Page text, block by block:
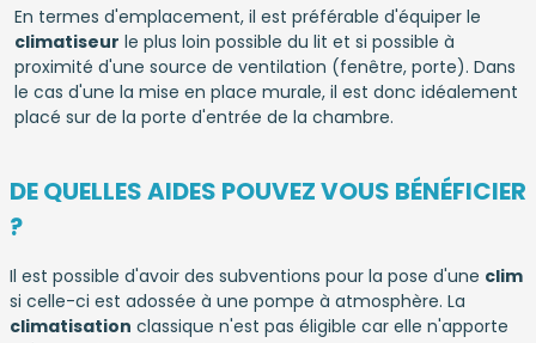
En termes d'emplacement, il est préférable d'équiper le
climatiseur le plus loin possible du lit et si possible à
proximité d'une source de ventilation (fenêtre, porte). Dans
le cas d'une la mise en place murale, il est donc idéalement
placé sur de la porte d'entrée de la chambre.
DE QUELLES AIDES POUVEZ VOUS BÉNÉFICIER
?
Il est possible d'avoir des subventions pour la pose d'une clim
si celle-ci est adossée à une pompe à atmosphère. La
climatisation classique n'est pas éligible car elle n'apporte